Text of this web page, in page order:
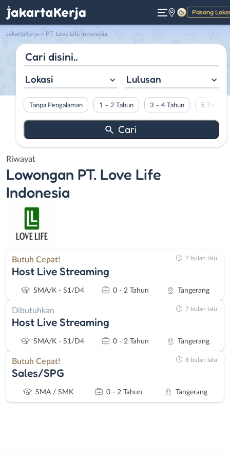
Pasang
Gelap
JakartaKerja > PT. Love Life Indonesia
Lokasi Lulusan
Tanpa Pengalaman 1 – 2 Tahun 3 – 4 Tahun 5 Tahun
Riwayat
Lowongan PT. Love Life
Indonesia
Butuh Cepat!
Host Live Streaming
SMA/K - S1/D4 0 - 2 Tahun Tangerang
7 bulan lalu
Dibutuhkan
Host Live Streaming
SMA/K - S1/D4 0 - 2 Tahun Tangerang
7 bulan lalu
Butuh Cepat!
Sales/SPG
SMA / SMK 0 - 2 Tahun Tangerang
8 bulan lalu
Administrasi
Bebas